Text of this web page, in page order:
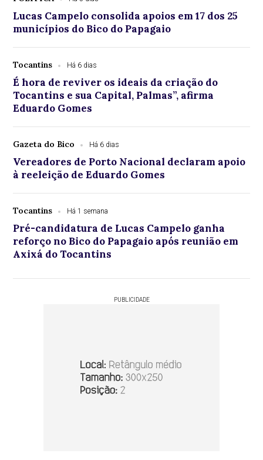
Lucas Campelo consolida apoios em 17 dos 25
municípios do Bico do Papagaio
Tocantins Há 6 dias
É hora de reviver os ideais da criação do
Tocantins e sua Capital, Palmas”, afirma
Eduardo Gomes
Gazeta do Bico Há 6 dias
Vereadores de Porto Nacional declaram apoio
à reeleição de Eduardo Gomes
Tocantins Há 1 semana
Pré-candidatura de Lucas Campelo ganha
reforço no Bico do Papagaio após reunião em
Axixá do Tocantins
PUBLICIDADE